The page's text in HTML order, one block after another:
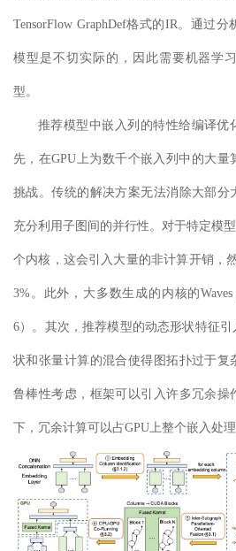
TensorFlow GraphDef格式的IR。通过
模型是不切实际的，因此需要机器学
型。
推荐模型中嵌入列的特性给编译优
先，在GPU上为数千个嵌入列中的大
挑战。传统的解决方案无法消除大部分
充分利用子图间的并行性。对于特定模
个内核，这会引入大量的非计算开销，
3%。此外，大多数生成的内核的Wa
6） 。其次，推荐模型的动态形状特征
状和张量计算的混合使得图拓扑过于复
鲁棒性考虑，框架可以引入许多冗余操
下，冗余计算可以占GPU上整个嵌入处理